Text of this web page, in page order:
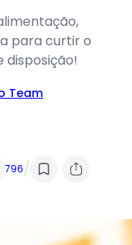
para curtir o
disposição!
Team
796/